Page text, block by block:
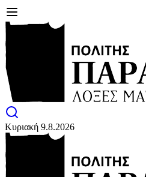
Κυριακή 9.8.2026